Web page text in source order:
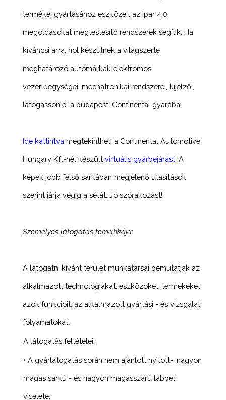
termékei gyártásához eszközeit az Ipar 4.0
megoldásokat megtestesítő rendszerek segítik. Ha
kíváncsi arra, hol készülnek a világszerte
meghatározó autómárkák elektromos
vezérlőegységei, mechatronikai rendszerei, kijelzői,
látogasson el a budapesti Continental gyárába!
Ide kattintva megtekintheti a Continental Automotive
Hungary Kft-nél készült virtuális gyárbejárást . A
képek jobb felső sarkában megjelenő utasítások
szerint járja végig a sétát. Jó szórakozást!
Személyes látogatás tematikája:
A látogatni kívánt terület munkatársai bemutatják az
alkalmazott technológiákat, eszközöket, termékeket,
azok funkcióit, az alkalmazott gyártási - és vizsgálati
folyamatokat.
A látogatás feltételei:
• A gyárlátogatás során nem ajánlott nyitott-, nagyon
magas sarkú - és nagyon magasszárú lábbeli
viselete;